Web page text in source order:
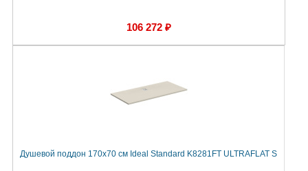
106 272 ₽
Душевой поддон 170х70 см Ideal Standard K8281FT ULTRAFLAT S